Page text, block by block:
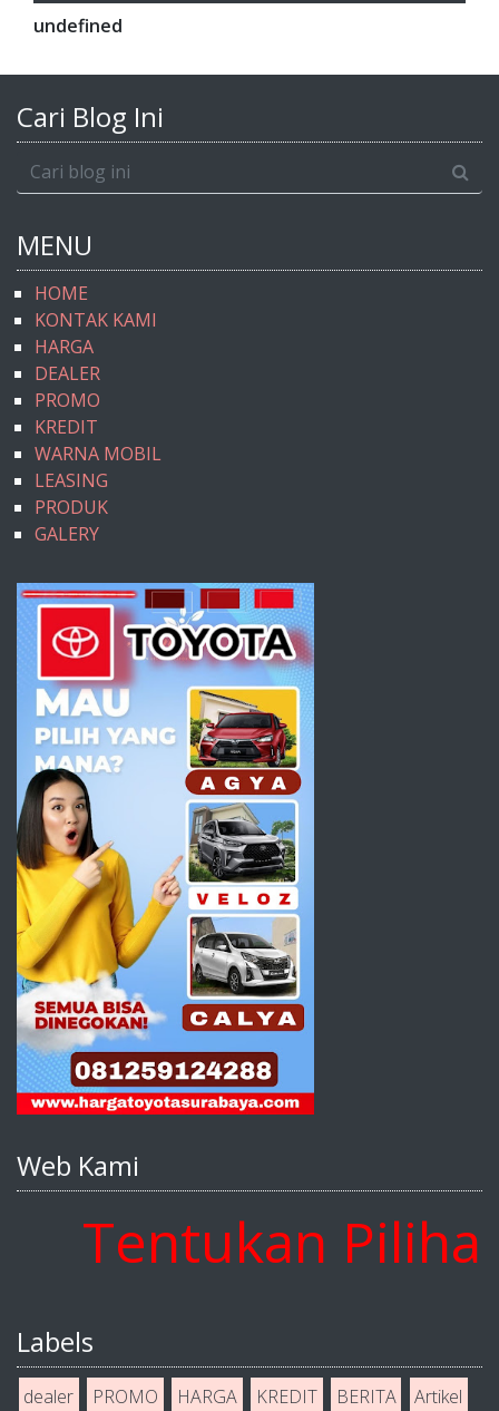
undefned
Cari Blog Ini
MENU
HOME
KONTAK KAMI
HARGA
DEALER
PROMO
KREDIT
WARNA MOBIL
LEASING
PRODUK
GALERY
Web Kami
Tentukan Pilihan
Labels
dealer PROMO HARGA KREDIT BERITA
Artikel